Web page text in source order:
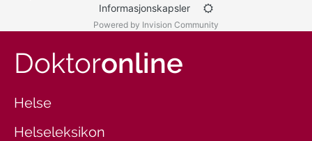
Informasjonskapsler
Powered by Invision Community
Doktoronline
Helse
Helseleksikon